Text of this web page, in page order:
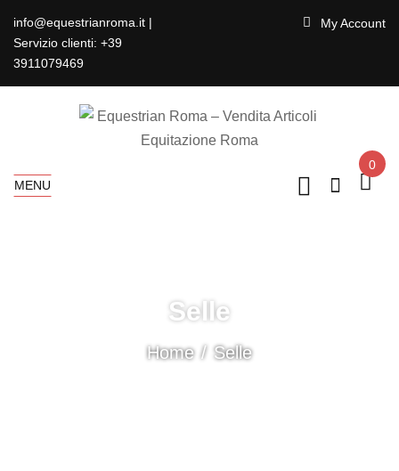
info@equestrianroma.it |
Servizio clienti: +39
3911079469
My Account
MENU
0
Selle
Home Selle